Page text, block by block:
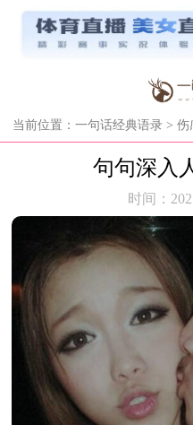
当前位置： 一句话经典语录 > 伤
句句深入
时间：